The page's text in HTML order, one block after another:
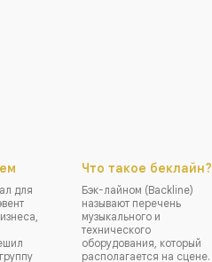
для
Что такое беклайн?
Бэк-лайном (Backline)
называют перечень
музыкального и
технического
оборудования, который
располагается на сцене.